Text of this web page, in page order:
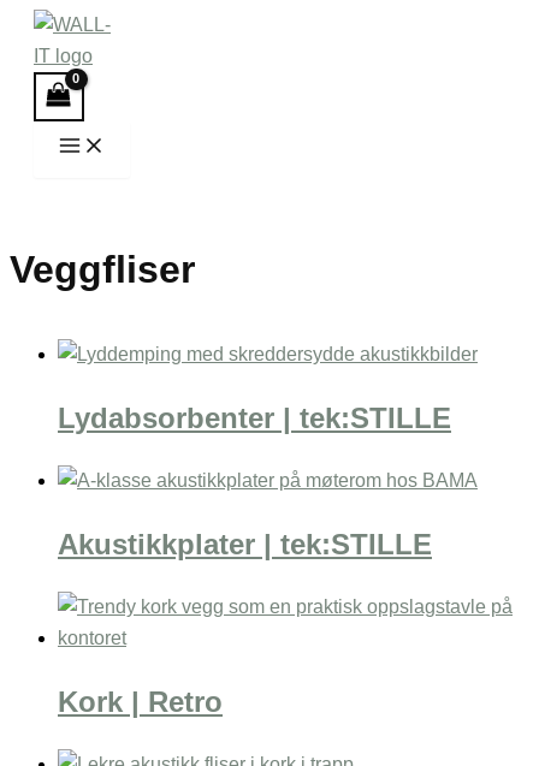
Hopp
innholdet
Veggfliser
Lydabsorbenter | tek:STILLE
Akustikkplater | tek:STILLE
Kork | Retro